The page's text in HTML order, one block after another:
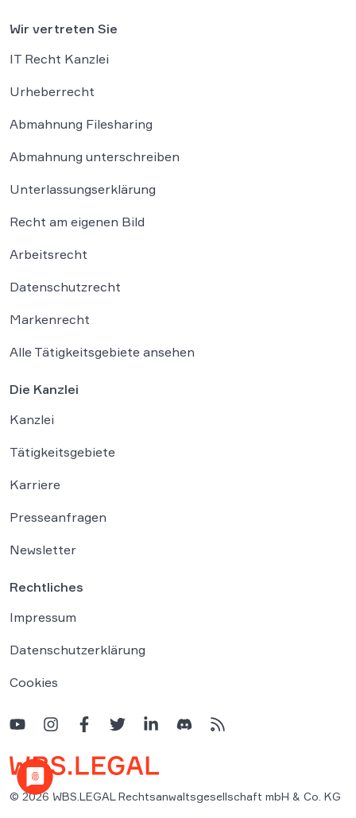
Wir vertreten Sie
IT Recht Kanzlei
Urheberrecht
Abmahnung Filesharing
Abmahnung unterschreiben
Unterlassungserklärung
Recht am eigenen Bild
Arbeitsrecht
Datenschutzrecht
Markenrecht
Alle Tätigkeitsgebiete ansehen
Die Kanzlei
Kanzlei
Tätigkeitsgebiete
Karriere
Presseanfragen
Newsletter
Rechtliches
Impressum
Datenschutzerklärung
Cookies
© 2026 WBS.LEGAL Rechtsanwaltsgesellschaft mbH & Co. KG